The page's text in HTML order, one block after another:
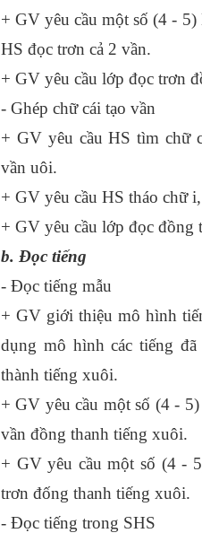
+ GV yêu cầu một số (4 -
HS đọc trơn cả 2 vần.
+ GV yêu cầu lớp đọc trơn
- Ghép chữ cái tạo vần
+ GV yêu cầu HS tìm chữ
vần uôi.
+ GV yêu cầu HS tháo chữ
+ GV yêu cầu lớp đọc đồng
b. Đọc tiếng
- Đọc tiếng mẫu
+ GV giới thiệu mô hình
dụng mô hình các tiếng
thành tiếng xuôi.
+ GV yêu cầu một số (4 -
vần đồng thanh tiếng xuôi.
+ GV yêu cầu một số (4 -
trơn đống thanh tiếng xuôi.
- Đọc tiếng trong SHS